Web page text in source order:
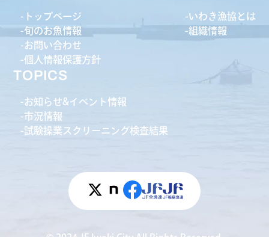
トップページ
旬のお魚情報
お問い合わせ
個人情報保護方針
いわき漁協とは
組織情報
TOPICS
お知らせ&イベント情報
市況情報
試験操業スクリーニング検査結果